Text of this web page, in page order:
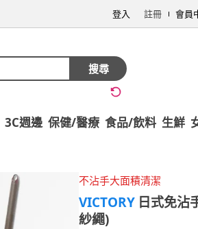
登入 註冊 會員
搜尋
3C週邊 保健/醫療 食品/飲料 生鮮
不沾手大面積清潔
VICTORY 日式免沾
紗繩)